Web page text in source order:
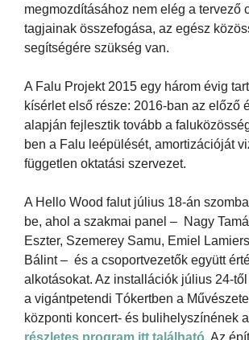
megmozdításához nem elég a tervező
tagjainak összefogása, az egész
segítségére szükség van.
A Falu Projekt 2015 egy három évig
kísérlet első része: 2016-ban az előző
alapján fejlesztik tovább a
ben a Falu leépülését, amortizációját
független oktatási szervezet.
A Hello Wood falut július 18-án
be, ahol a szakmai panel – Nagy
Eszter, Szemerey Samu, Emiel
Bálint – és a csoportvezetők együtt
alkotásokat. Az installációk július 24-
a vigántpetendi Tókertben a
központi koncert- és bulihelyszínének
részletes program itt található.Az